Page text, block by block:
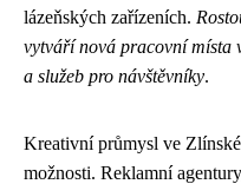
lázeňských zařízeních.
vytváří nová pracovní místa
a služeb pro návštěvníky.
Kreativní průmysl ve
možnosti. Reklamní